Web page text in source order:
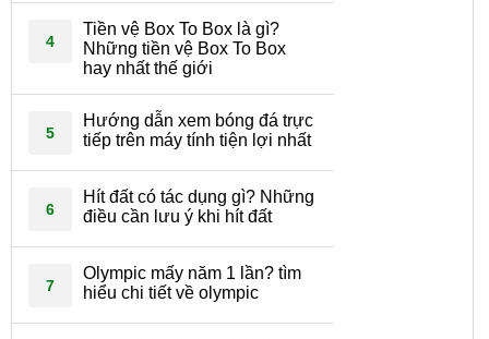
4
Tiền vệ Box To Box là gì?
Những tiền vệ Box To Box
hay nhất thế giới
5
Hướng dẫn xem bóng đá trực
tiếp trên máy tính tiện lợi nhất
6
Hít đất có tác dụng gì? Những
điều cần lưu ý khi hít đất
7
Olympic mấy năm 1 lần? tìm
hiểu chi tiết về olympic